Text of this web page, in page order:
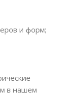
и форм;
в нашем